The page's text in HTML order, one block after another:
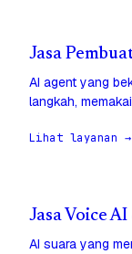
Jasa
AI agent yang
langkah,
Lihat layanan →
Jasa Voice
AI suara yang